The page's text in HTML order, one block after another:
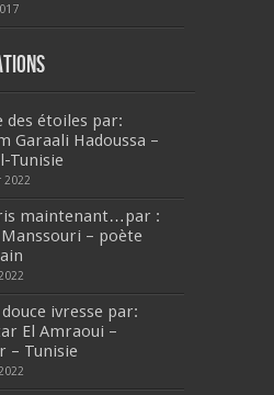
des étoiles par:
Garaali Hadoussa –
Tunisie
2022
maintenant…par :
Manssouri – poète
ivresse par:
El Amraoui –
– Tunisie